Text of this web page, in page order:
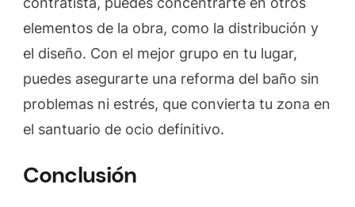
elementos de la obra, como la distribución y
el diseño. Con el mejor grupo en tu lugar,
puedes asegurarte una reforma del baño sin
problemas ni estrés, que convierta tu zona en
el santuario de ocio definitivo.
Conclusión